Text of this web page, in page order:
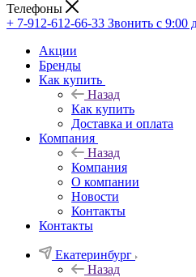
Телефоны
+ 7-912-612-66-33 Звонить с 9:00
Акции
Бренды
Как купить
Назад
Как купить
Доставка и оплата
Компания
Назад
Компания
О компании
Новости
Контакты
Контакты
Екатеринбург
Назад